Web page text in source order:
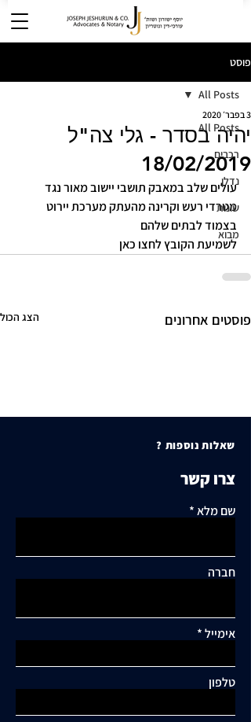
פוסט
All Posts
רכבים
נדלן
שונות
מבוא
All Posts
יהיה בסדר - גלי צה"ל
18/02/2019
3 בפבר׳ 2020
עולים שלב במאבק תושבי יישוב מאור נגד
מטרדי רעש וקרינה מהעתק מערכת יירוט
בצמוד לבתים שלהם
לשמיעת הקובץ לחצו כאן
פוסטים אחרונים הצג הכול
תגובות
שאלות נוספות ?
צרו קשר
שם מלא
חברה
אימייל
טלפון